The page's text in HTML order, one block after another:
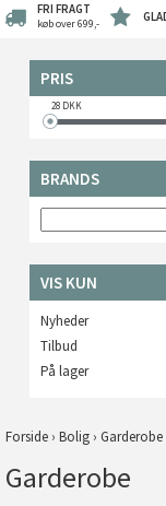
FRI FRAGT
køb over 699,-
PRIS
28DKK
BRANDS
VIS KUN
Nyheder
Tilbud
På lager
Forside › Bolig › Garderobe
Garderobe